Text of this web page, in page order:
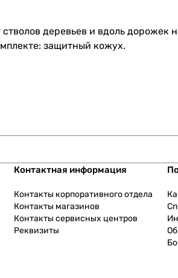
деревьев и вдоль дорожек
защитный кожух.
Контактная информация
Контакты корпоративного отдела
Контакты магазинов
Контакты сервисных центров
Реквизиты